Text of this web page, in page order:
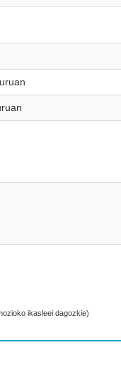
ikasleei dagozkie)